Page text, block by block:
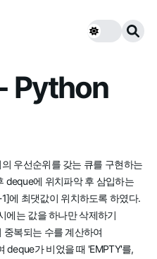
Python
우선순위를 갖는 큐를 구현하는
deque에 위치파악 후 삼입하는
에 최댓값이 위치하도록 하였다.
에는 값을 하나만 삭제하기
복되는 수를 계산하여
deque가 비었을 때 'EMPTY'를,